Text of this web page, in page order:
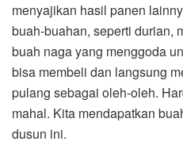
menyajikan hasil panen
buah-buahan, seperti durian,
buah naga yang menggoda
bisa membeli dan langsung
pulang sebagai oleh-oleh.
mahal. Kita mendapatkan
dusun ini.